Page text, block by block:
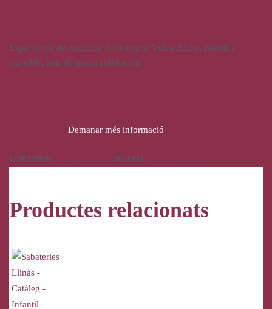
Espardenya de mainada, de la marca Vulca-Bicha, plantilla
extraíble, sola de goma antilliscant
Demanar més informació
Categories: , Etiqueta:
Productes relacionats